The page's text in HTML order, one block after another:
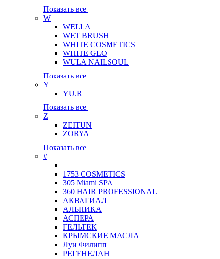
Показать все
W
WELLA
WET BRUSH
WHITE COSMETICS
WHITE GLO
WULA NAILSOUL
Показать все
Y
YU.R
Показать все
Z
ZEITUN
ZORYA
Показать все
#
1753 COSMETICS
305 Miami SPA
360 HAIR PROFESSIONAL
АКВАГИАЛ
АЛЬПИКА
АСПЕРА
ГЕЛЬТЕК
КРЫМСКИЕ МАСЛА
Луи Филипп
РЕГЕНЕЛАН